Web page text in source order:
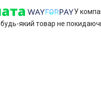
У
який товар не